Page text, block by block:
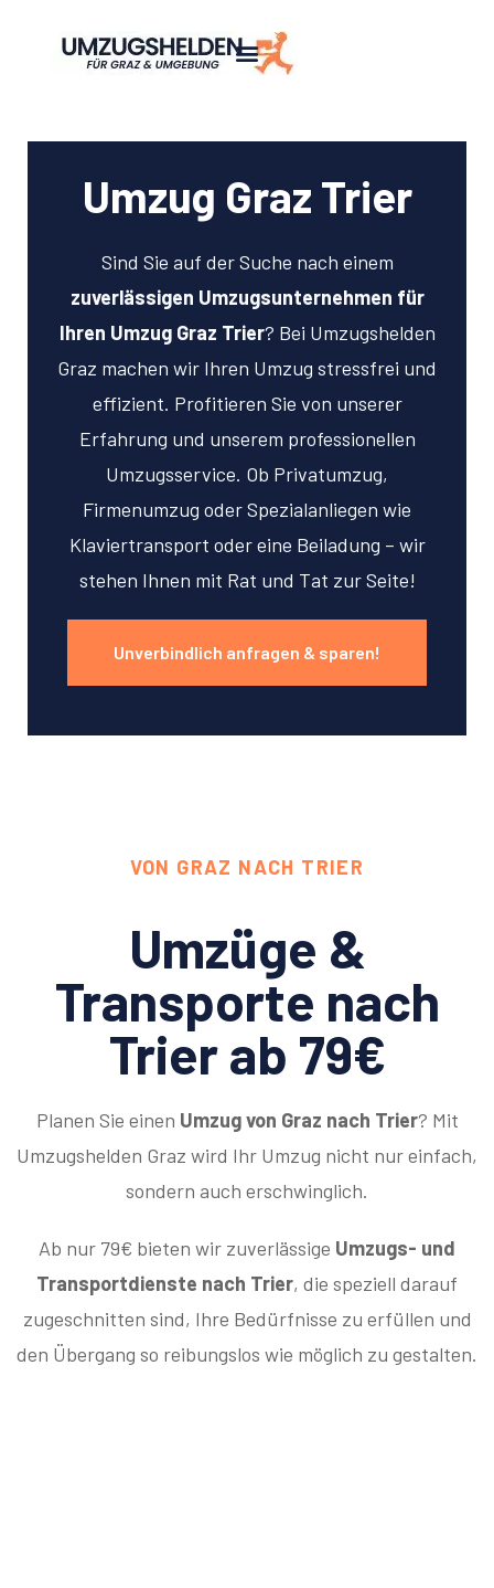
Umzug Graz Trier
Sind Sie auf der Suche nach einem
zuverlässigen Umzugsunternehmen für
Ihren Umzug Graz Trier? Bei Umzugshelden
Graz machen wir Ihren Umzug stressfrei und
effizient. Profitieren Sie von unserer
Erfahrung und unserem professionellen
Umzugsservice. Ob Privatumzug,
Firmenumzug oder Spezialanliegen wie
Klaviertransport oder eine Beiladung – wir
stehen Ihnen mit Rat und Tat zur Seite!
Unverbindlich anfragen & sparen!
VON GRAZ NACH TRIER
Umzüge &
Transporte nach
Trier ab 79€
Planen Sie einen Umzug von Graz nach Trier? Mit
Umzugshelden Graz wird Ihr Umzug nicht nur einfach,
sondern auch erschwinglich.
Ab nur 79€ bieten wir zuverlässige Umzugs- und
Transportdienste nach Trier, die speziell darauf
zugeschnitten sind, Ihre Bedürfnisse zu erfüllen und
den Übergang so reibungslos wie möglich zu gestalten.